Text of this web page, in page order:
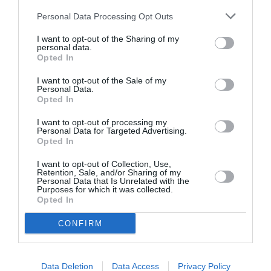
Personal Data Processing Opt Outs
I want to opt-out of the Sharing of my
personal data.
Opted In
I want to opt-out of the Sale of my
Personal Data.
Opted In
I want to opt-out of processing my
Personal Data for Targeted Advertising.
Opted In
I want to opt-out of Collection, Use,
Retention, Sale, and/or Sharing of my
Personal Data that Is Unrelated with the
Purposes for which it was collected.
Opted In
CONFIRM
Data Deletion Data Access Privacy Policy
Un pin mare a blocat Via Castellammare, strada
principală din Fregene. Traficul a trebuit să fie
întrerupt temporar la această intersecție înainte ca
pompierii locale să poată îndepărta copacul. Alți
se spune.
Furtuna din Italia a deteriorat multe acoperișuri.
Potrivit Rai, furtuna a prăbușit mai multe cabane de
lemn la Arcobaleno, un complex de plajă cu vestiare,
snack-baruri, terase de restaurante și facilități